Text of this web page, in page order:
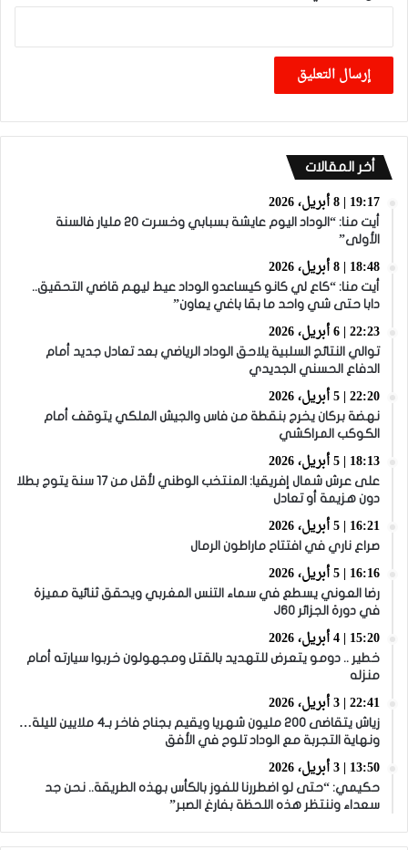
أخر المقالات
19:17 | 8 أبريل، 2026
أيت منا: “الوداد اليوم عايشة بسبابي وخسرت 20 مليار فالسنة
الأولى”
18:48 | 8 أبريل، 2026
أيت منا: “كاع لي كانو كيساعدو الوداد عيط ليهم قاضي التحقيق..
دابا حتى شي واحد ما بقا باغي يعاون”
22:23 | 6 أبريل، 2026
توالي النتائج السلبية يلاحق الوداد الرياضي بعد تعادل جديد أمام
الدفاع الحسني الجديدي
22:20 | 5 أبريل، 2026
نهضة بركان يخرج بنقطة من فاس والجيش الملكي يتوقف أمام
الكوكب المراكشي
18:13 | 5 أبريل، 2026
على عرش شمال إفريقيا: المنتخب الوطني لأقل من 17 سنة يتوج بطلا
دون هزيمة أو تعادل
16:21 | 5 أبريل، 2026
صراع ناري في افتتاح ماراطون الرمال
16:16 | 5 أبريل، 2026
رضا العوني يسطع في سماء التنس المغربي ويحقق ثنائية مميزة
في دورة الجزائر J60
15:20 | 4 أبريل، 2026
خطير .. دومو يتعرض للتهديد بالقتل ومجهولون خربوا سيارته أمام
منزله
22:41 | 3 أبريل، 2026
زياش يتقاضى 200 مليون شهريا ويقيم بجناح فاخر بـ4 ملايين لليلة…
ونهاية التجربة مع الوداد تلوح في الأفق
13:50 | 3 أبريل، 2026
حكيمي: “حتى لو اضطررنا للفوز بالكأس بهذه الطريقة.. نحن جد
سعداء وننتظر هذه اللحظة بفارغ الصبر”